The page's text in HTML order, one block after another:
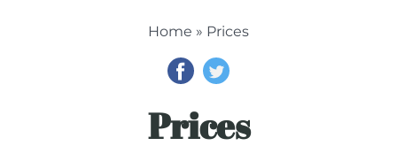
Home » Prices
Prices